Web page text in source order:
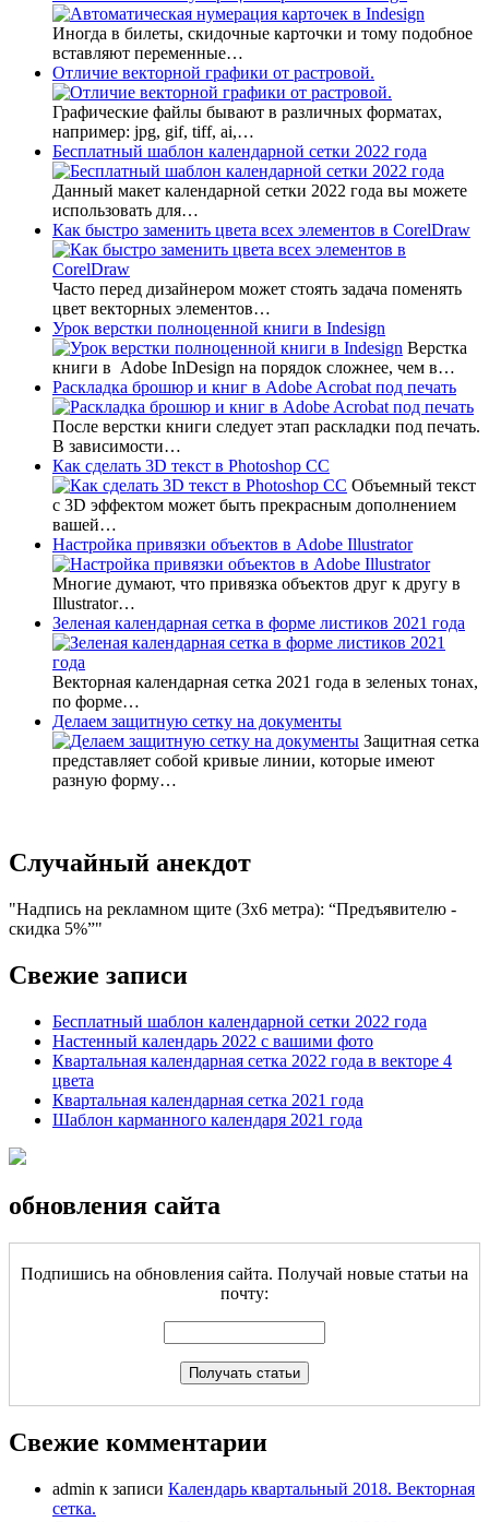
Иногда в билеты, скидочные карточки и тому подобное
вставляют переменные…
Отличие векторной графики от растровой.
Графические файлы бывают в различных форматах,
например: jpg, gif, tiff, ai,…
Бесплатный шаблон календарной сетки 2022 года
Данный макет календарной сетки 2022 года вы можете
использовать для…
Как быстро заменить цвета всех элементов в CorelDraw
Часто перед дизайнером может стоять задача поменять
цвет векторных элементов…
Урок верстки полноценной книги в Indesign
Верстка
книги в Adobe InDesign на порядок сложнее, чем в…
Раскладка брошюр и книг в Adobe Acrobat под печать
После верстки книги следует этап раскладки под печать.
В зависимости…
Как сделать 3D текст в Photoshop CC
Объемный текст
с 3D эффектом может быть прекрасным дополнением
вашей…
Настройка привязки объектов в Adobe Illustrator
Многие думают, что привязка объектов друг к другу в
Illustrator…
Зеленая календарная сетка в форме листиков 2021 года
Векторная календарная сетка 2021 года в зеленых тонах,
по форме…
Делаем защитную сетку на документы
Защитная сетка
представляет собой кривые линии, которые имеют
разную форму…
Случайный анекдот
Надпись на рекламном щите (3х6 метра): “Предъявителю -
скидка 5%”
Свежие записи
Бесплатный шаблон календарной сетки 2022 года
Настенный календарь 2022 с вашими фото
Квартальная календарная сетка 2022 года в векторе 4
цвета
Квартальная календарная сетка 2021 года
Шаблон карманного календаря 2021 года
обновления сайта
Подпишись на обновления сайта. Получай новые статьи на
почту:
Свежие комментарии
admin к записи Календарь квартальный 2018. Векторная
сетка.